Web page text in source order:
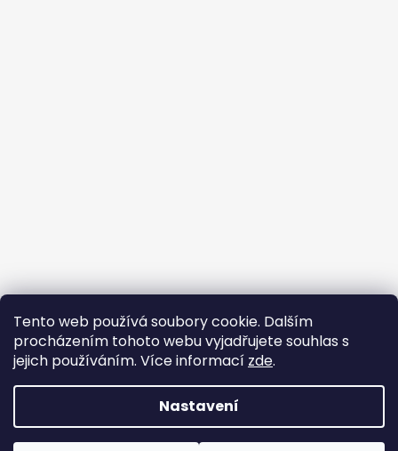
Tento web používá soubory cookie. Dalším
procházením tohoto webu vyjadřujete souhlas s
jejich používáním. Více informací zde.
Nastavení
Buďte členem FB skupiny
Copyright 2026FUNNY-BUNNY látky. Všechna práva